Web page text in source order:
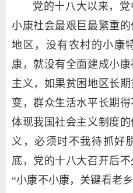
党的十八大以来，
小康社会最艰巨最繁重
地区，没有农村的小康
康，就没有全面建成小
主义，如果贫困地区长
变，群众生活水平长期
体现我国社会主义制度
义，必须时不我待抓好
底，党的十八大召开后不
“小康不小康，关键看老